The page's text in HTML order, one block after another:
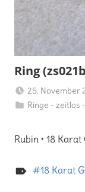
Ring
25. November
Ringe - zeitlos
Rubin • 18
18 Karat